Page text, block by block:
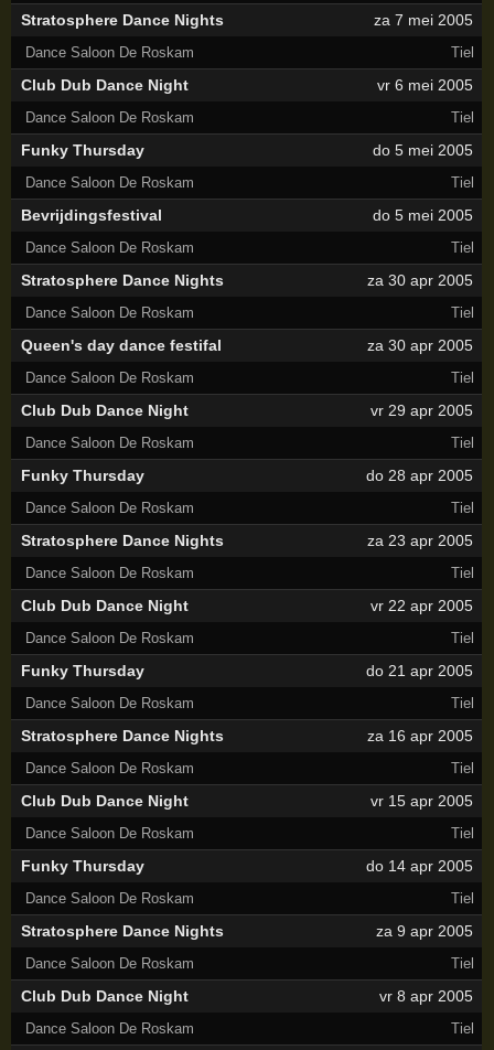
Stratosphere Dance Nights za 7 mei 2005
Dance Saloon De Roskam Tiel
Club Dub Dance Night vr 6 mei 2005
Dance Saloon De Roskam Tiel
Funky Thursday do 5 mei 2005
Dance Saloon De Roskam Tiel
Bevrijdingsfestival do 5 mei 2005
Dance Saloon De Roskam Tiel
Stratosphere Dance Nights za 30 apr 2005
Dance Saloon De Roskam Tiel
Queen's day dance festifal za 30 apr 2005
Dance Saloon De Roskam Tiel
Club Dub Dance Night vr 29 apr 2005
Dance Saloon De Roskam Tiel
Funky Thursday do 28 apr 2005
Dance Saloon De Roskam Tiel
Stratosphere Dance Nights za 23 apr 2005
Dance Saloon De Roskam Tiel
Club Dub Dance Night vr 22 apr 2005
Dance Saloon De Roskam Tiel
Funky Thursday do 21 apr 2005
Dance Saloon De Roskam Tiel
Stratosphere Dance Nights za 16 apr 2005
Dance Saloon De Roskam Tiel
Club Dub Dance Night vr 15 apr 2005
Dance Saloon De Roskam Tiel
Funky Thursday do 14 apr 2005
Dance Saloon De Roskam Tiel
Stratosphere Dance Nights za 9 apr 2005
Dance Saloon De Roskam Tiel
Club Dub Dance Night vr 8 apr 2005
Dance Saloon De Roskam Tiel